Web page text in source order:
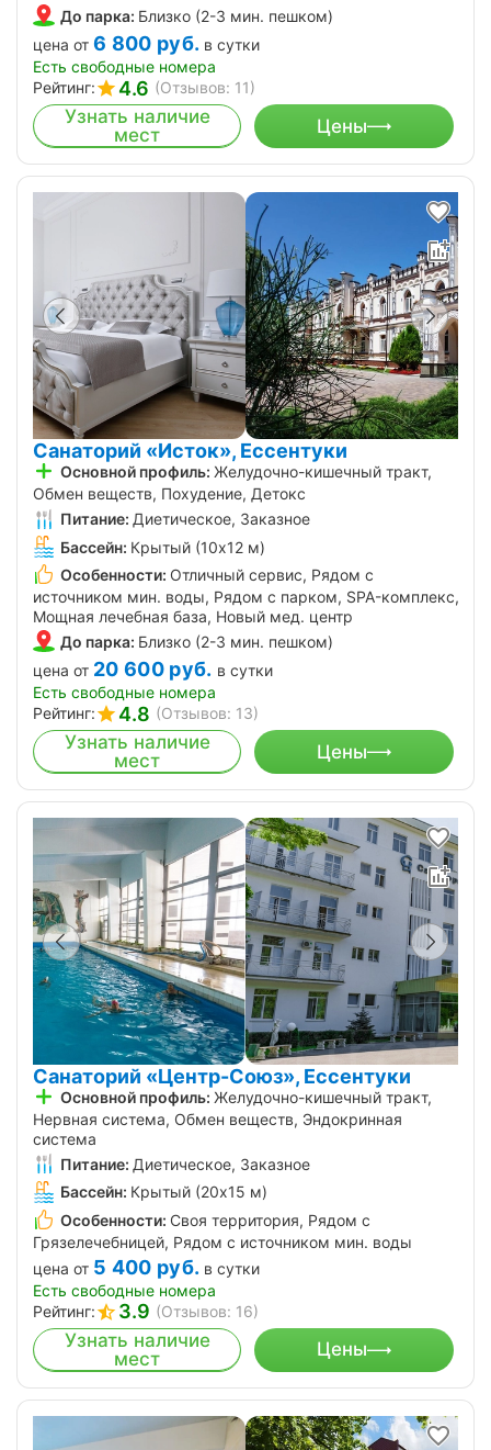
До парка: Близко (2-3 мин. пешком)
цена от 6 800 руб. в сутки
Есть свободные номера
Рейтинг:
4.6 (Отзывов: 11)
Узнать наличие
мест
Цены
Санаторий «Исток», Ессентуки
Основной профиль: Желудочно-кишечный тракт,
Обмен веществ, Похудение, Детокс
Питание: Диетическое, Заказное
Бассейн: Крытый (10х12 м)
Особенности: Отличный сервис, Рядом с
источником мин. воды, Рядом с парком, SPA-комплекс,
Мощная лечебная база, Новый мед. центр
До парка: Близко (2-3 мин. пешком)
цена от 20 600 руб. в сутки
Есть свободные номера
Рейтинг:
4.8 (Отзывов: 13)
Узнать наличие
мест
Цены
Санаторий «Центр-Союз», Ессентуки
Основной профиль: Желудочно-кишечный тракт,
Нервная система, Обмен веществ, Эндокринная
система
Питание: Диетическое, Заказное
Бассейн: Крытый (20х15 м)
Особенности: Своя территория, Рядом с
Грязелечебницей, Рядом с источником мин. воды
цена от 5 400 руб. в сутки
Есть свободные номера
Рейтинг:
3.9 (Отзывов: 16)
Узнать наличие
мест
Цены